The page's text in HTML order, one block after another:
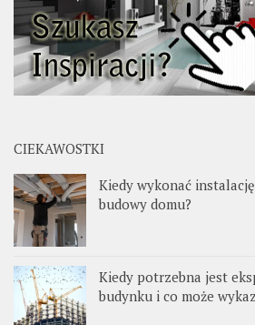
CIEKAWOSTKI
Kiedy wykonać
budowy domu?
Kiedy potrzebna jest
budynku i co może